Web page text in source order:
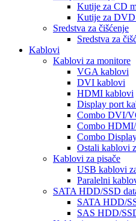
Kutije za CD
Kutije za DVD
Sredstva za čišćenje
Sredstva za
Kablovi
Kablovi za monitore
VGA kablovi
DVI kablovi
HDMI kablovi
Display port
Combo DVI/
Combo
Combo
Ostali kablovi
Kablovi za pisače
USB kablovi
Paralelni
SATA HDD/SSD
SATA HDD/
SAS HDD/